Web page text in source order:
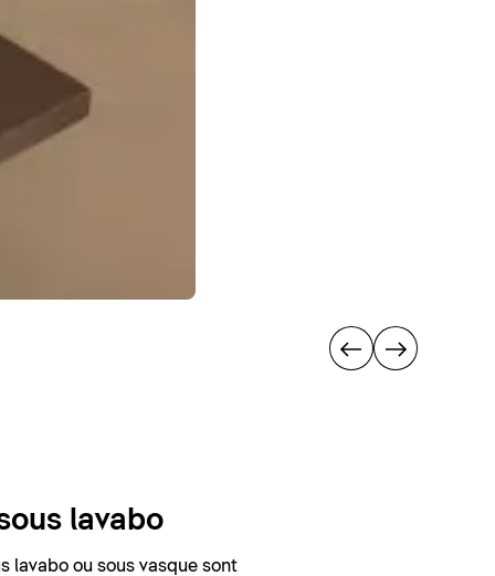
lavabo
lavabo ou sous vasque sont